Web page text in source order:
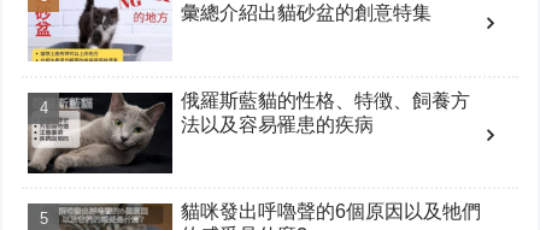
彙總介紹出貓砂盆的創意特集
俄羅斯藍貓的性格、特徴、飼養方
法以及容易罹患的疾病
貓咪發出呼嚕聲的6個原因以及牠們